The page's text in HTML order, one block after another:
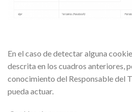
En el caso de detectar alguna
descrita en los cuadros anteriores,
conocimiento del Responsable del
pueda actuar.